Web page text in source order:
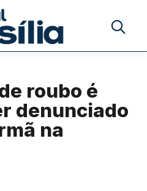
Buscar
roubo é
denunciado
na